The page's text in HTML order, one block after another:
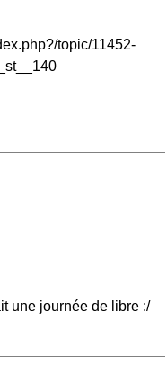
topic/11452-
une journée de libre :/